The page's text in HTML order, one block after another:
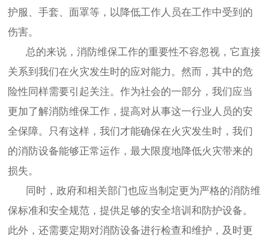
护服、手套、面罩等，以降低工作人员在工作中受到的
伤害。
总的来说，消防维保工作的重要性不容忽视，它直接
关系到我们在火灾发生时的应对能力。然而，其中的危
险性同样需要引起关注。作为社会的一部分，我们应当
更加了解消防维保工作，提高对从事这一行业人员的安
全保障。只有这样，我们才能确保在火灾发生时，我们
的消防设备能够正常运作，最大限度地降低火灾带来的
损失。
同时，政府和相关部门也应当制定更为严格的消防维
保标准和安全规范，提供足够的安全培训和防护设备。
此外，还需要定期对消防设备进行检查和维护，及时更